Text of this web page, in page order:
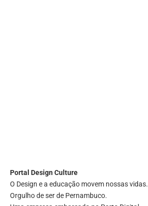
Portal Design Culture
O Design e a educação movem nossas vidas.
Orgulho de ser de Pernambuco.